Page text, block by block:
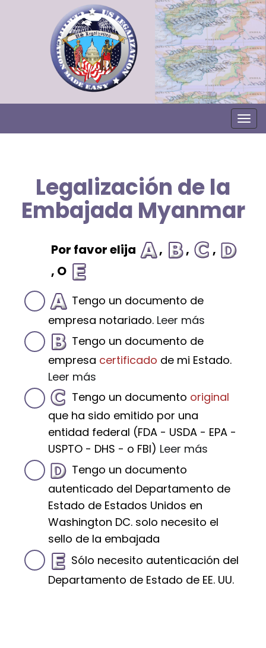
Legalización de la
Embajada Myanmar
Por favor elija , ,
,
, O
Tengo un documento de
empresa notariado. Leer más
Tengo un documento de
empresa certificado de mi Estado.
Leer más
Tengo un documento original
que ha sido emitido por una
entidad federal (FDA - USDA - EPA -
USPTO - DHS - o FBI) Leer más
Tengo un documento
autenticado del Departamento de
Estado de Estados Unidos en
Washington DC. solo necesito el
sello de la embajada
Sólo necesito autenticación del
Departamento de Estado de EE. UU.